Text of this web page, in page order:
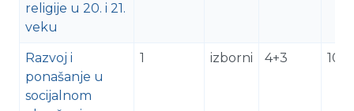
religije u 20. i 21.
veku
Razvoj i
ponašanje u
socijalnom
1 izborni 4+3 10